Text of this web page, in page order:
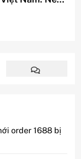
hay đường
order 1688 bị